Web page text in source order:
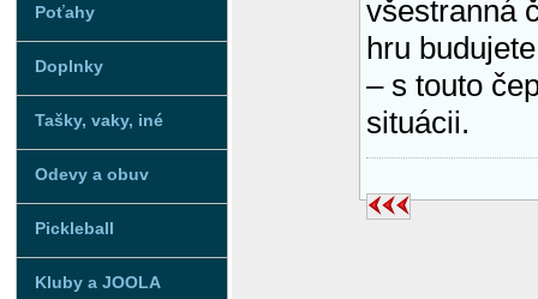
Poťahy
Doplnky
Tašky, vaky, iné
Odevy a obuv
Pickleball
Kluby a JOOLA
všestranná
hru
– s touto
situácii.